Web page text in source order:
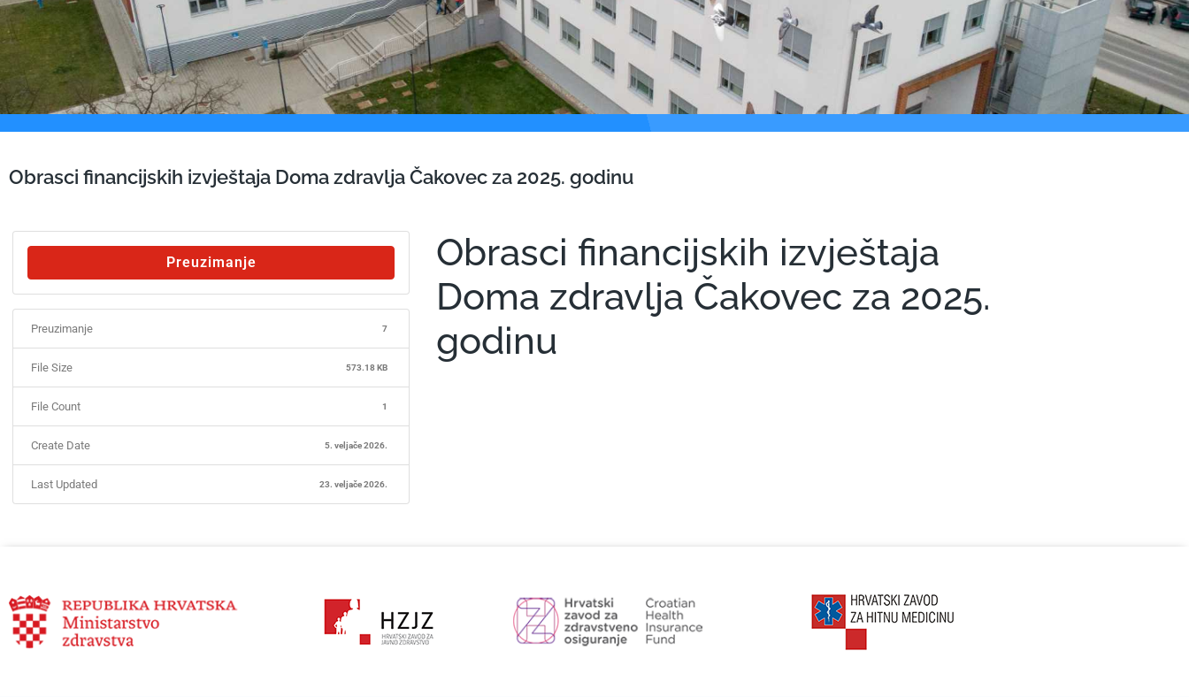
Obrasci financijskih izvještaja Doma zdravlja Čakovec za 2025. godinu
Preuzimanje
Preuzimanje 7
File Size 573.18 KB
File Count 1
Create Date 5. veljače 2026.
Last Updated 23. veljače 2026.
Obrasci financijskih izvještaja
Doma zdravlja Čakovec za 2025.
godinu